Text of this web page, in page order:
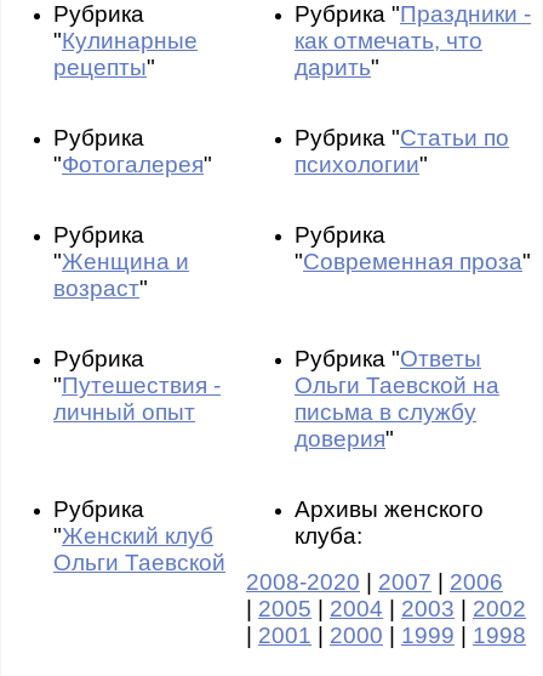
Рубрика
"Кулинарные
рецепты"
Рубрика "Праздники -
как отмечать, что
дарить"
Рубрика
"Фотогалерея"
Рубрика "Статьи по
психологии"
Рубрика
"Женщина и
возраст"
Рубрика
"Современная проза"
Рубрика
"Путешествия -
личный опыт
Рубрика "Ответы
Ольги Таевской на
письма в службу
доверия"
Рубрика
"Женский клуб
Ольги Таевской
Архивы женского
клуба:
2008-2020
2007
2006
2005 2004 2003
2002
2001 2000 1999 1998